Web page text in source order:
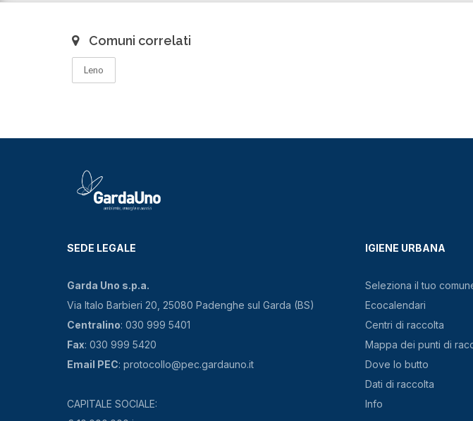
Comuni correlati
Leno
SEDE LEGALE
Garda Uno s.p.a.
Via Italo Barbieri 20, 25080 Padenghe sul Garda (BS)
Centralino: 030 999 5401
Fax: 030 999 5420
Email PEC: protocollo@pec.gardauno.it
CAPITALE SOCIALE:
IGIENE URBANA
Seleziona il tuo
Ecocalendari
Centri di raccolta
Mappa dei punti di
Dove lo butto
Dati di raccolta
Info